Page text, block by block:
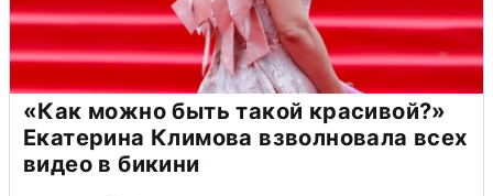
«Как можно быть такой красивой?»
Екатерина Климова взволновала всех
видео в бикини